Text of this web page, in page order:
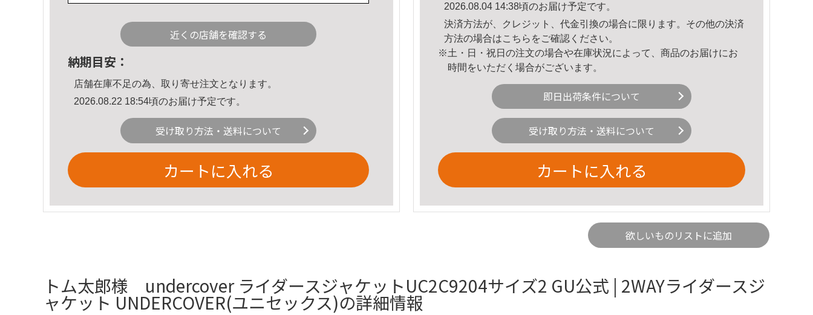
近くの店舗を確認する
納期目安：
店舗在庫不足の為、取り寄せ注文となります。
2026.08.22 18:54頃のお届け予定です。
受け取り方法・送料について
カートに入れる
2026.08.04 14:38頃のお届け予定です。
決済方法が、クレジット、代金引換の場合に限ります。その他の決済
方法の場合はこちら をご確認ください。
※土・日・祝日の注文の場合や在庫状況によって、商品のお届けにお
時間をいただく場合がございます。
即日出荷条件について
受け取り方法・送料について
カートに入れる
欲しいものリストに追加
トム太郎様 undercover ライダースジャケットUC2C9204サイズ2 GU公式 | 2WAYライダースジ
ャケット UNDERCOVER(ユニセックス)の詳細情報